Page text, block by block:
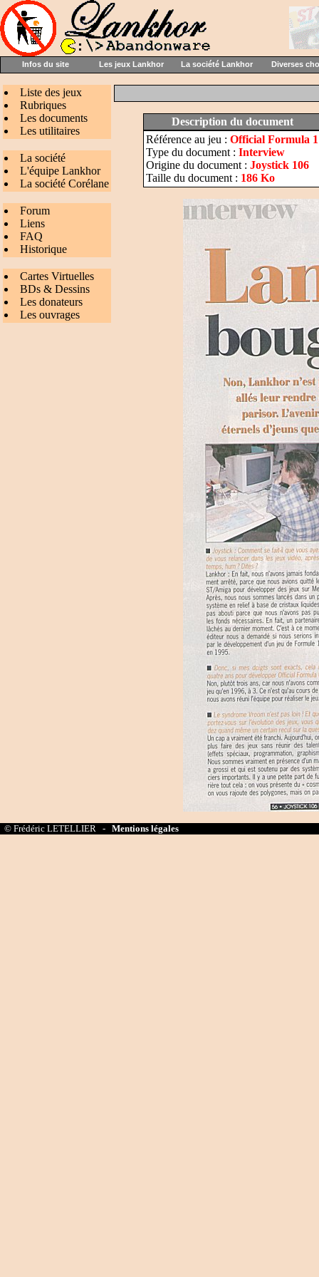
Infos du site Les jeux Lankhor La société Lankhor Diverses
Liste des jeux
Rubriques
Les documents
Les utilitaires
La société
L'équipe Lankhor
La société Corélane
Forum
Liens
FAQ
Historique
Cartes Virtuelles
BDs & Dessins
Les donateurs
Les ouvrages
Description du document
Référence au jeu : Official Formula
Type du document : Interview
Origine du document : Joystick 106
Taille du document : 186 Ko
© Frédéric LETELLIER - Mentions légales